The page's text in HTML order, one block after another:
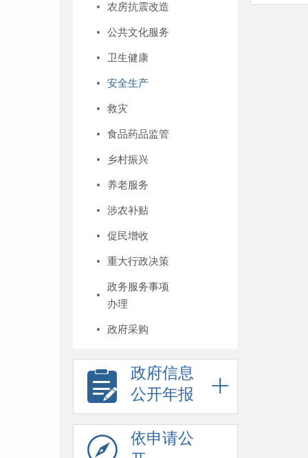
农房抗震改造
公共文化服务
卫生健康
安全生产
救灾
食品药品监管
乡村振兴
养老服务
涉农补贴
促民增收
重大行政决策
政务服务事项
办理
政府采购
政府信息
公开年报
依申请公